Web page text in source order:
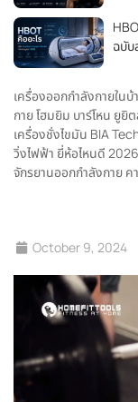
October 9, 2024
ฉบั
เครื่องออกกำลังกายในบ้
กายโฮมยิม บาร์โหน ยูยิ
เครื่องชั่งไขมัน BIA
วิ่งไฟฟ้า ยี่ห้อไหนดี 2026
จักรยานออกกำลังกาย ค